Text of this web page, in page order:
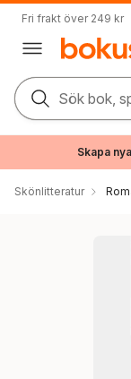
Fri frakt över 249 kr
Sök bok,
Skapa
Skönlitteratur